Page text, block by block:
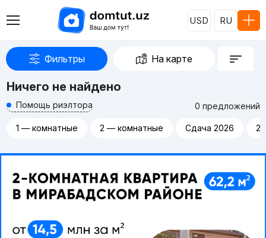
USD RU
Фильтры На карте
Ничего не найдено
0 предложений
Помощь риэлтора
1 — комнатные 2 — комнатные Сдача 2026